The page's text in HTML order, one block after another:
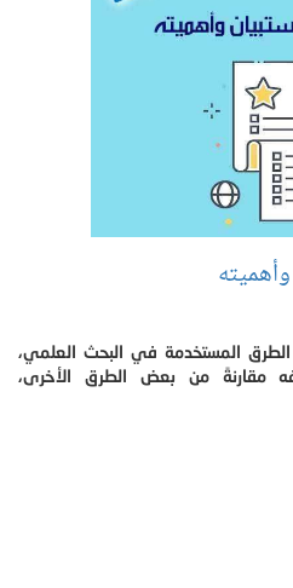
الطرق المستخدمة في البحث العلمي،
مقارنةً من بعض الطرق الأخرى،